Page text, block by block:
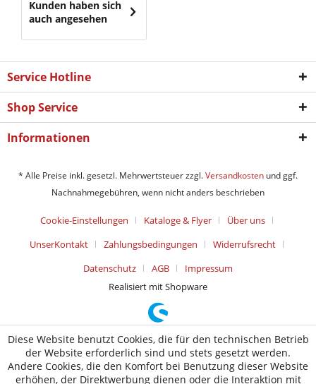
Kunden haben sich
auch angesehen
Service Hotline
Shop Service
Informationen
* Alle Preise inkl. gesetzl. Mehrwertsteuer zzgl.Versandkosten und ggf.
Nachnahmegebühren, wenn nicht anders beschrieben
Cookie-Einstellungen Kataloge & Flyer
Über uns
UnserKontakt
Zahlungsbedingungen
Widerrufsrecht
Datenschutz
AGB
Impressum
Realisiert mit Shopware
Diese Website benutzt Cookies, die für den technischen Betrieb
der Website erforderlich sind und stets gesetzt werden.
Andere Cookies, die den Komfort bei Benutzung dieser Website
erhöhen, der Direktwerbung dienen oder die Interaktion mit